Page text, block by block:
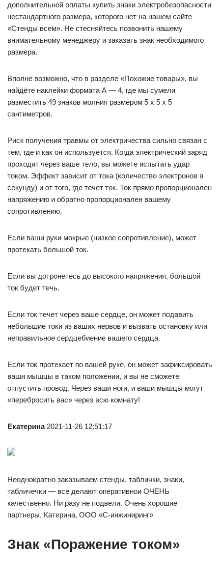
дополнительной оплаты купить знаки электробезопасности
нестандартного размера, которого нет на нашем сайте
«Стенды всем». Не стесняйтесь позвонить нашему
внимательному менеджеру и заказать знак необходимого
размера.
Вполне возможно, что в разделе «Похожие товары», вы
найдёте наклейки формата А — 4, где мы сумели
разместить 49 знаков молния размером 5 x 5 x 5
сантиметров.
Риск получения травмы от электричества сильно связан с
тем, где и как он используется. Когда электрический заряд
проходит через ваше тело, вы можете испытать удар
током. Эффект зависит от тока (количество электронов в
секунду) и от того, где течет ток. Ток прямо пропорционален
напряжению и обратно пропорционален вашему
сопротивлению.
Если ваши руки мокрые (низкое сопротивление), может
протекать большой ток.
Если вы дотронетесь до высокого напряжения, большой
ток будет течь.
Если ток течет через ваше сердце, он может подавить
небольшие токи из ваших нервов и вызвать остановку или
неправильное сердцебиение вашего сердца.
Если ток протекает по вашей руке, он может зафиксировать
ваши мышцы в таком положении, и вы не сможете
отпустить провод. Через ваши ноги, и ваши мышцы могут
«перебросить вас» через всю комнату!
Екатерина2021-11-26 12:51:17
Неоднократно заказываем стенды, таблички, знаки,
табличечки — все делают оперативнои ОЧЕНЬ
качественно. Ни разу не подвели. Очень хорошие
партнеры. Катерина, ООО «С-инжиниринг»
Знак «Поражение током»